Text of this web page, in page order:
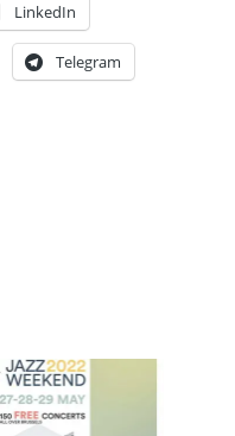
LinkedIn
Telegram